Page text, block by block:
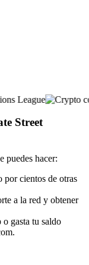
Street
puedes hacer:
por cientos de otras
a la red y obtener
o gasta tu saldo